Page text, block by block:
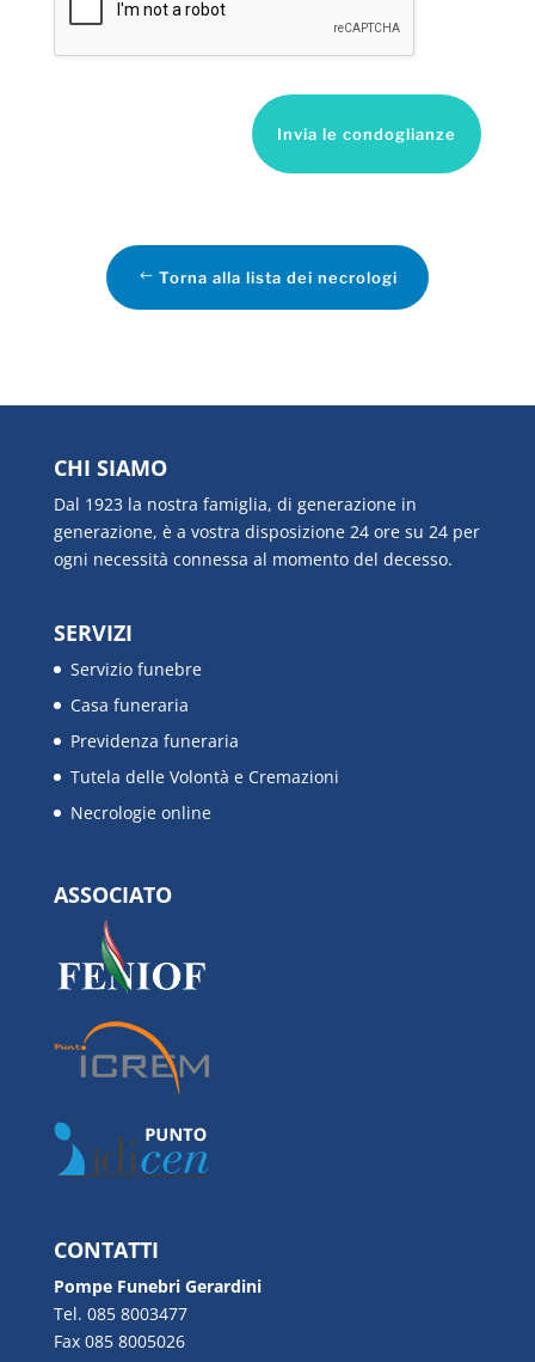
Invia le condoglianze
Torna alla lista dei necrologi
CHI SIAMO
Dal 1923 la nostra famiglia, di generazione in
generazione, è a vostra disposizione 24 ore su 24 per
ogni necessità connessa al momento del decesso.
SERVIZI
Servizio funebre
Casa funeraria
Previdenza funeraria
Tutela delle Volontà e Cremazioni
Necrologie online
ASSOCIATO
CONTATTI
Pompe Funebri Gerardini
Tel. 085 8003477
Fax 085 8005026